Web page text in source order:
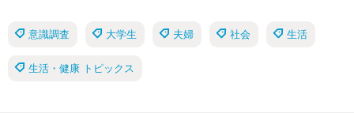
意識調査 大学生 夫婦 社会 生活
生活・健康 トピックス